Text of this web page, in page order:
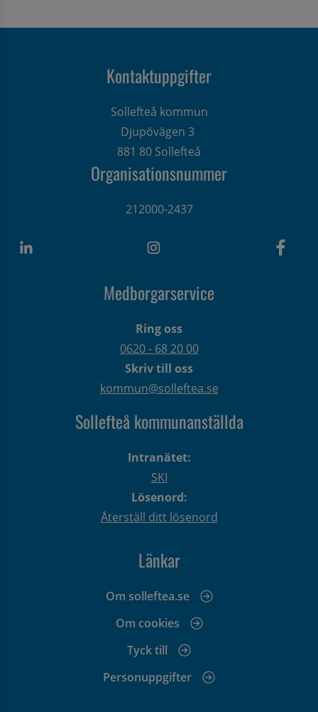
Kontaktuppgifter
Sollefteå kommun
Djupövägen 3
881 80 Sollefteå
Organisationsnummer
212000-2437
Medborgarservice
Ring oss
0620 - 68 20 00
Skriv till oss
kommun@solleftea.se
Sollefteå kommunanställda
Intranätet:
SKI
Lösenord:
Återställ ditt lösenord
Länkar
Om solleftea.se
Om cookies
Tyck till
Personuppgifter